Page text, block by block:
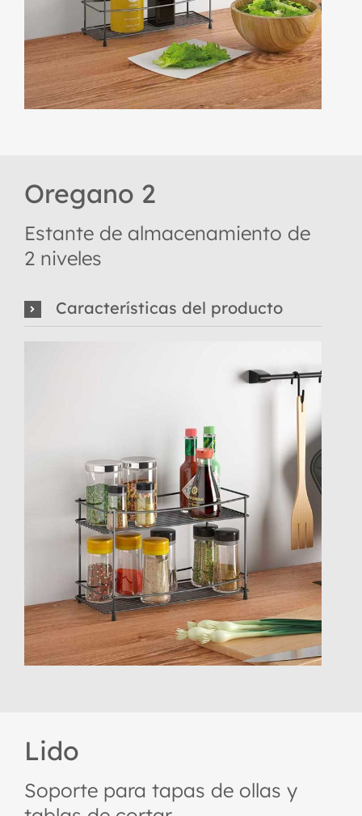
Oregano 2
Estante de almacenamiento de
2 niveles
Características del producto
Lido
Soporte para tapas de ollas y